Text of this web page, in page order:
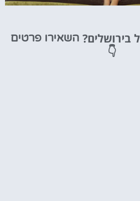
בירושלים? השאירו פרטים
👇